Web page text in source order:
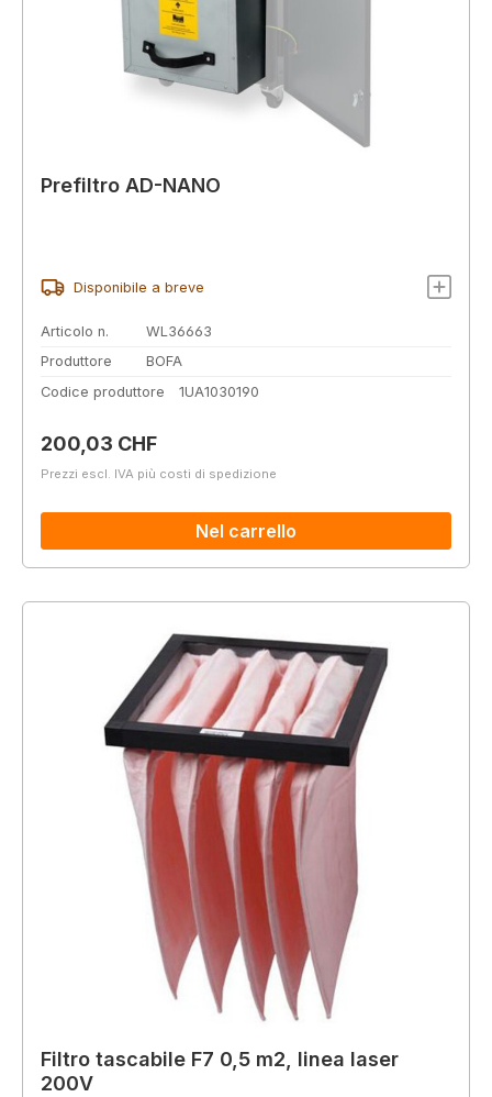
Prefiltro AD-NANO
Disponibile a breve
Articolo n.
WL36663
Produttore
BOFA
Codice produttore
1UA1030190
Prezzo normale:
200,03 CHF
Prezzi escl. IVA più costi di spedizione
Nel carrello
Filtro tascabile F7 0,5 m2, linea laser
200V